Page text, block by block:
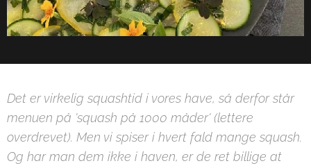
Det er virkelig squashtid i vores have, så derfor står
menuen på 'squash på 1000 måder' (lettere
overdrevet). Men vi spiser i hvert fald mange squash.
Og har man dem ikke i haven, er de ret billige at